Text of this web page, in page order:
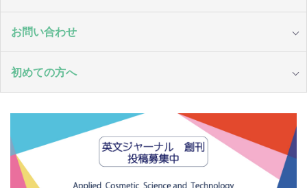
お問い合わせ
初めての方へ